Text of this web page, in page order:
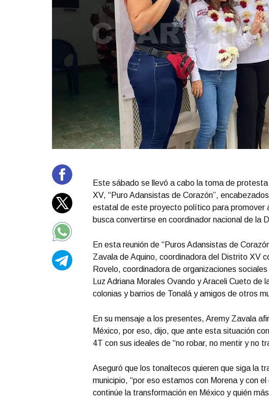
Este sábado se llevó a cabo la toma de
XV, “Puro Adansistas de Corazón”,
estatal de este proyecto político para promover
busca convertirse en coordinador nacional de la
En esta reunión de “Puros Adansistas de
Zavala de Aquino, coordinadora del Distrito XV
Rovelo, coordinadora de organizaciones
Luz Adriana Morales Ovando y Araceli Cueto
colonias y barrios de Tonalá y amigos de otros
En su mensaje a los presentes, Aremy Zavala
México, por eso, dijo, que ante esta situación
4T con sus ideales de “no robar, no mentir y no
Aseguró que los tonaltecos quieren que siga la
municipio, “por eso estamos con Morena y con
continúe la transformación en México y quién